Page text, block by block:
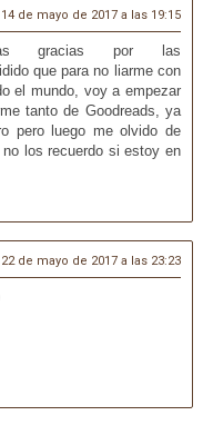
14 de mayo de 2017 a las 19:15
gracias por las
que para no liarme con
el mundo, voy a empezar
tanto de Goodreads, ya
pero luego me olvido de
los recuerdo si estoy en
22 de mayo de 2017 a las 23:23